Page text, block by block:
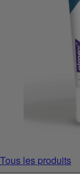
Tous les produits